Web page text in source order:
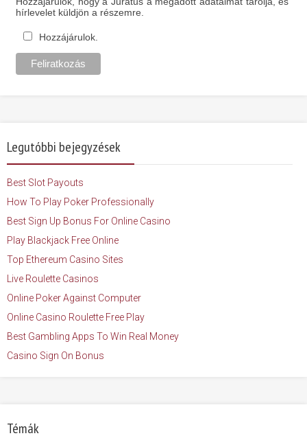
hírlevelet küldjön a részemre.
Hozzájárulok.
Legutóbbi bejegyzések
Best Slot Payouts
How To Play Poker Professionally
Best Sign Up Bonus For Online Casino
Play Blackjack Free Online
Top Ethereum Casino Sites
Live Roulette Casinos
Online Poker Against Computer
Online Casino Roulette Free Play
Best Gambling Apps To Win Real Money
Casino Sign On Bonus
Témák